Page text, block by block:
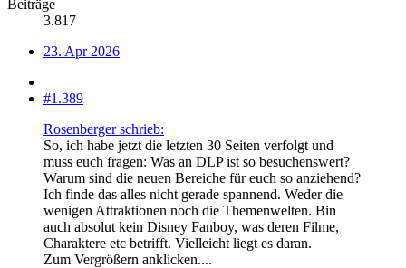
Beiträge
3.817
23. Apr 2026
#1.389
Rosenberger schrieb:
So, ich habe jetzt die letzten 30 Seiten verfolgt und
muss euch fragen: Was an DLP ist so besuchenswert?
Warum sind die neuen Bereiche für euch so anziehend?
Ich finde das alles nicht gerade spannend. Weder die
wenigen Attraktionen noch die Themenwelten. Bin
auch absolut kein Disney Fanboy, was deren Filme,
Charaktere etc betrifft. Vielleicht liegt es daran.
Zum Vergrößern anklicken....